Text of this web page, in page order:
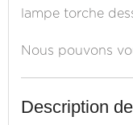
lampe torche
Nous pouvons
Description